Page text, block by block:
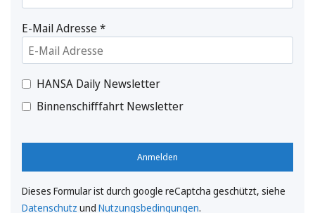
E-Mail Adresse*
HANSA Daily Newsletter
Binnenschifffahrt Newsletter
Anmelden
Dieses Formular ist durch google reCaptcha geschützt, siehe
Datenschutz und Nutzungsbedingungen.